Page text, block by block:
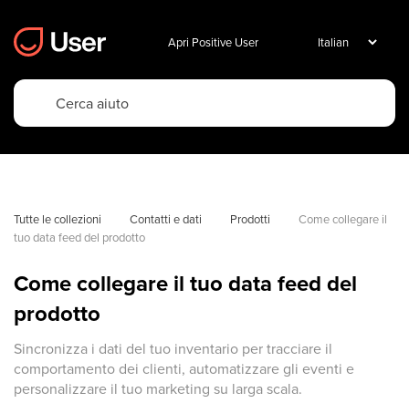
Apri Positive User
Tutte le collezioni Contatti e dati Prodotti
Come collegare il
tuo data feed del prodotto
Come collegare il tuo data feed del
prodotto
Sincronizza i dati del tuo inventario per tracciare il
comportamento dei clienti, automatizzare gli eventi e
personalizzare il tuo marketing su larga scala.